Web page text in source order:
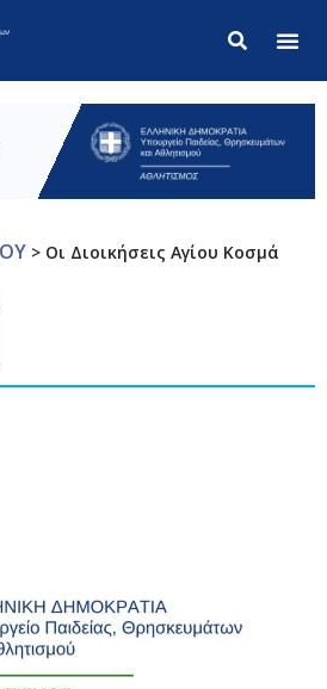
> Οι Διοικήσεις Αγίου Κοσμά